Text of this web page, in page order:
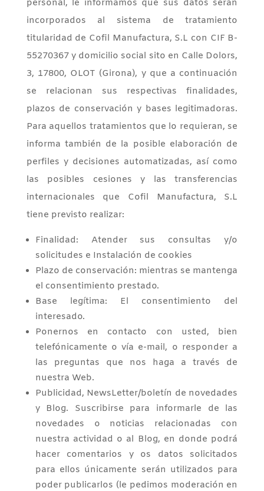
personal, le informamos que sus datos serán
incorporados al sistema de tratamiento
titularidad de Cofil Manufactura, S.L con CIF B-
55270367 y domicilio social sito en Calle Dolors,
3, 17800, OLOT (Girona), y que a continuación
se relacionan sus respectivas finalidades,
plazos de conservación y bases legitimadoras.
Para aquellos tratamientos que lo requieran, se
informa también de la posible elaboración de
perfiles y decisiones automatizadas, así como
las posibles cesiones y las transferencias
internacionales que Cofil Manufactura, S.L
tiene previsto realizar:
Finalidad: Atender sus consultas y/o
solicitudes e Instalación de cookies
Plazo de conservación: mientras se mantenga
el consentimiento prestado.
Base legítima: El consentimiento del
interesado.
Ponernos en contacto con usted, bien
telefónicamente o vía e-mail, o responder a
las preguntas que nos haga a través de
nuestra Web.
Publicidad, NewsLetter/boletín de novedades
y Blog. Suscribirse para informarle de las
novedades o noticias relacionadas con
nuestra actividad o al Blog, en donde podrá
hacer comentarios y os datos solicitados
para ellos únicamente serán utilizados para
poder publicarlos (le pedimos moderación en